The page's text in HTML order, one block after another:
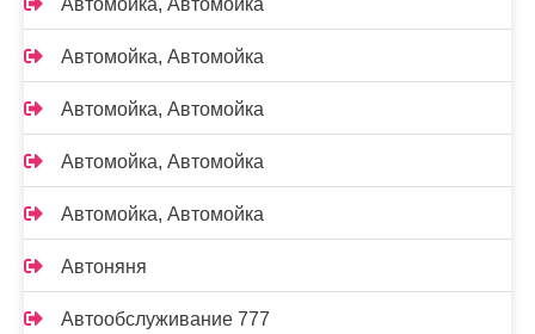
Автомойка, Автомойка
Автомойка, Автомойка
Автомойка, Автомойка
Автомойка, Автомойка
Автомойка, Автомойка
Автоняня
Автообслуживание 777